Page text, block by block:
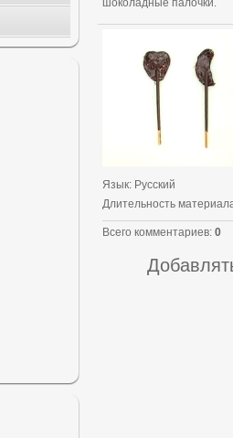
шоколадные палочки.
Язык: Русский
Длительность
Всего комментариев: 0